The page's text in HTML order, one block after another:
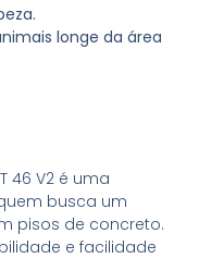
longe da área
46 V2 é uma
busca um
pisos de concreto.
e facilidade